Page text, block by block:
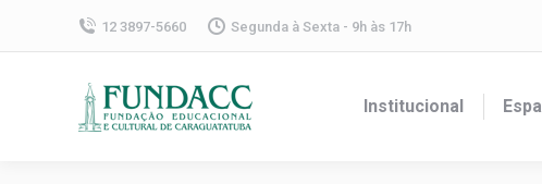
12 3897-5660 Segunda à Sexta - 9h às 17h
Institucional